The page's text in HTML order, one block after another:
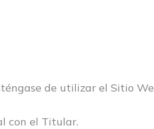
de utilizar el Sitio
con el Titular.